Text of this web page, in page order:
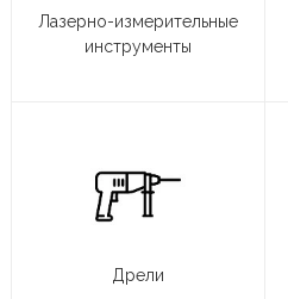
Лазерно-измерительные
инструменты
Дрели